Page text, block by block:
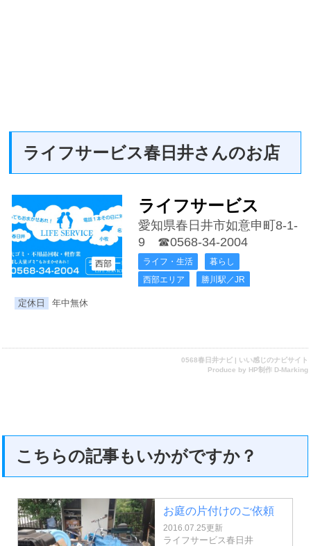
ライフサービス春日井さんのお店
西部
ライフサービス
愛知県春日井市如意申町8-1-
9 ☎0568-34-2004
ライフ・生活
暮らし
西部エリア
勝川駅／JR
定休日 年中無休
0568春日井ナビ | いい感じのナビサイト
Produce by HP制作 D-Marking
こちらの記事もいかがですか？
お庭の片付けのご依頼
2016.07.25更新
ライフサービス春日井